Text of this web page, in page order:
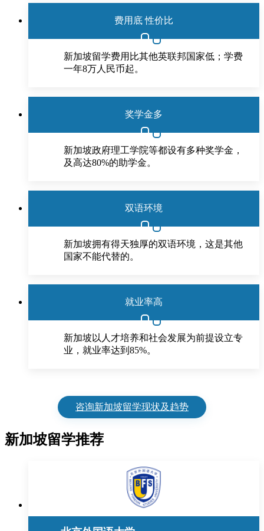
费用底 性价比
新加坡留学费用比其他英联邦国家低；学费
一年8万人民币起。
奖学金多
新加坡政府理工学院等都设有多种奖学金，
及高达80%的助学金。
双语环境
新加坡拥有得天独厚的双语环境，这是其他
国家不能代替的。
就业率高
新加坡以人才培养和社会发展为前提设立专
业，就业率达到85%。
咨询新加坡留学现状及趋势
新加坡留学推荐